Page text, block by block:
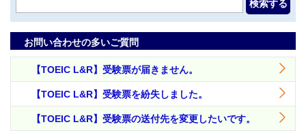
検索する
お問い合わせの多いご質問
【TOEIC L&R】受験票が届きません。
【TOEIC L&R】受験票を紛失しました。
【TOEIC L&R】受験票の送付先を変更したいです。